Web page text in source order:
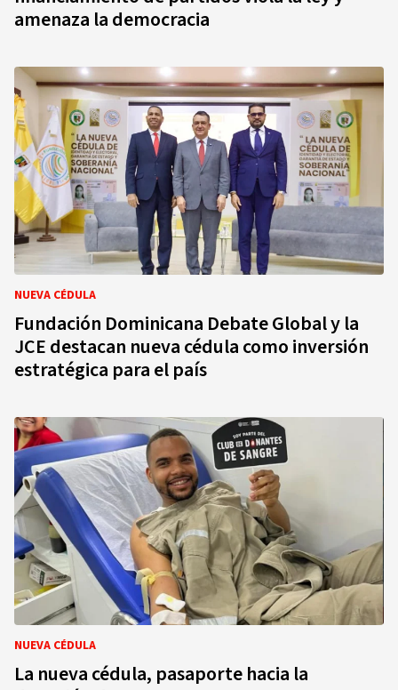
amenaza la democracia
NUEVA CÉDULA
Fundación Dominicana Debate Global y la
JCE destacan nueva cédula como inversión
estratégica para el país
NUEVA CÉDULA
La nueva cédula, pasaporte hacia la